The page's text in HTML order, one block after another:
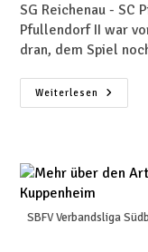
SG Reichenau - SC
Pfullendorf II war
dran, dem Spiel
Weiterlesen
SBFV Verbandsliga